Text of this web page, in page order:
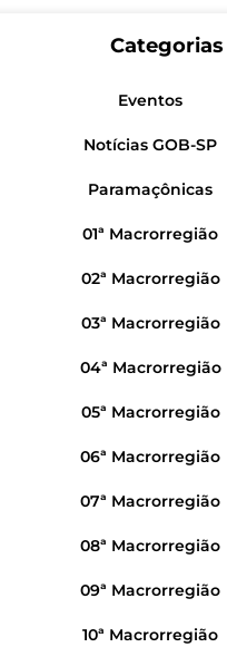
Categorias
Eventos
Notícias GOB-SP
Paramaçônicas
01ª Macrorregião
02ª Macrorregião
03ª Macrorregião
04ª Macrorregião
05ª Macrorregião
06ª Macrorregião
07ª Macrorregião
08ª Macrorregião
09ª Macrorregião
10ª Macrorregião